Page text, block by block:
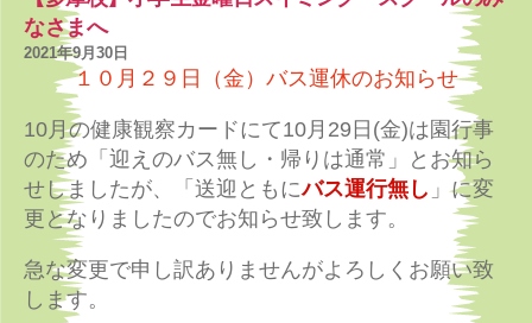
なさまへ
2021年9月30日
１０月２９日（金）バス運休のお知らせ
10月の健康観察カードにて10月29日(金)は園行事
のため「迎えのバス無し・帰りは通常」とお知ら
せしましたが、「送迎ともにバス運行無し 」に変
更となりましたのでお知らせ致します。
急な変更で申し訳ありませんがよろしくお願い致
します。